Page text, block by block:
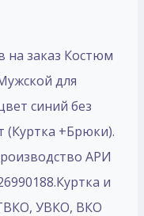
заказ Костюм
для
синий без
(Куртка +Брюки).
АРИ
и
УВКО, ВКО